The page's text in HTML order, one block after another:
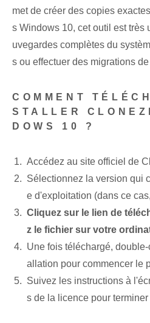
met de créer des copies
s Windows 10, cet outil est très
uvegardes complètes du
s ou effectuer des migrations
COMMENT
STALLER
DOWS 10 ?
Accédez au site officiel de
Sélectionnez la version qui
e d'exploitation (dans ce
Cliquez sur le lien de
z le fichier sur votre
Une fois téléchargé,
allation pour commencer le
Suivez les instructions à
s de la licence pour